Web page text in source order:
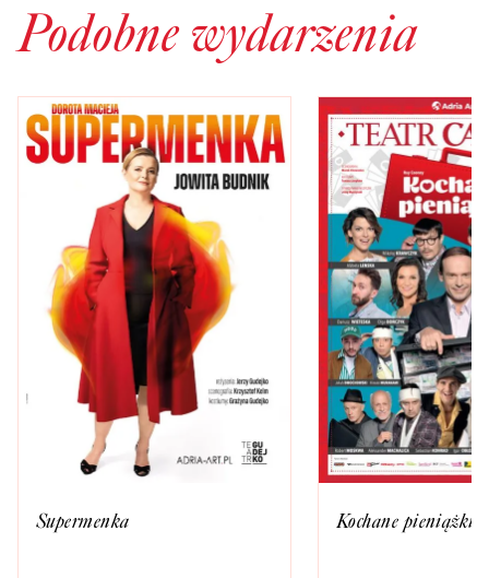
Podobne wydarzenia
Supermenka Kochane pieniążki